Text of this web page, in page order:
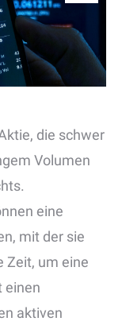
die schwer
Volumen
eine
mit der sie
Zeit, um eine
einen
aktiven